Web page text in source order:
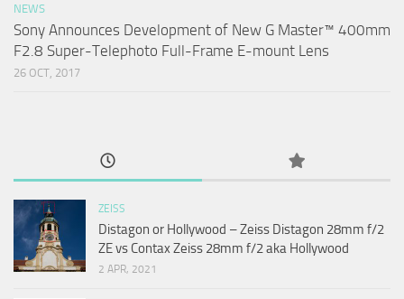
NEWS
Sony Announces Development of New G Master™ 400mm
F2.8 Super-Telephoto Full-Frame E-mount Lens
26 OCT, 2017
ZEISS
Distagon or Hollywood – Zeiss Distagon 28mm f/2
ZE vs Contax Zeiss 28mm f/2 aka Hollywood
2 APR, 2021